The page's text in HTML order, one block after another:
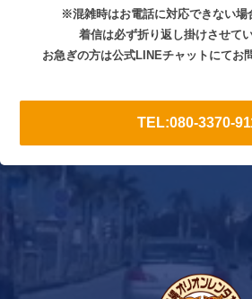
※混雑時はお電話に対応できない場
着信は必ず折り返し掛けさせて
お急ぎの方は公式LINEチャットにてお
TEL:080-3370-